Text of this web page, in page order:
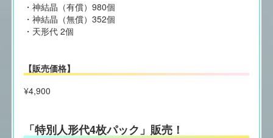
・神結晶（有償）980個
・神結晶（無償）352個
・天形代 2個
【販売価格】
¥4,900
「特別人形代4枚パック」販売！